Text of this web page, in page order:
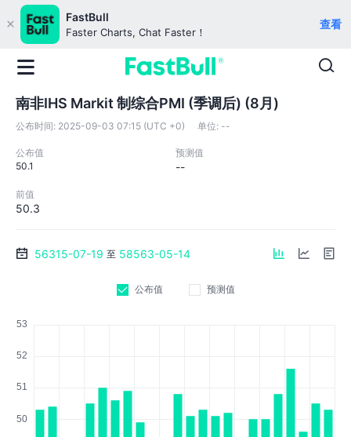
FastBull
Faster Charts, Chat Faster！
查看
南非IHS Markit 制综合PMI (季调后) (8月)
公布时间: 2025-09-03 07:15 (UTC +0) 单位: --
公布值
50.1
预测值
--
前值
50.3
56315-07-19 至 58563-05-14
公布值 预测值